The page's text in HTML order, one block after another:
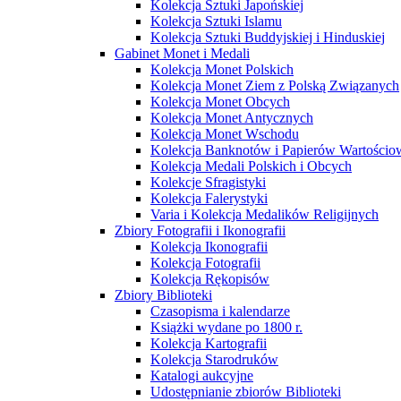
Kolekcja Sztuki Japońskiej
Kolekcja Sztuki Islamu
Kolekcja Sztuki Buddyjskiej i Hinduskiej
Gabinet Monet i Medali
Kolekcja Monet Polskich
Kolekcja Monet Ziem z Polską Związanych
Kolekcja Monet Obcych
Kolekcja Monet Antycznych
Kolekcja Monet Wschodu
Kolekcja Banknotów i Papierów
Kolekcja Medali Polskich i Obcych
Kolekcje Sfragistyki
Kolekcja Falerystyki
Varia i Kolekcja Medalików Religijnych
Zbiory Fotografii i Ikonografii
Kolekcja Ikonografii
Kolekcja Fotografii
Kolekcja Rękopisów
Zbiory Biblioteki
Czasopisma i kalendarze
Książki wydane po 1800 r.
Kolekcja Kartografii
Kolekcja Starodruków
Katalogi aukcyjne
Udostępnianie zbiorów Biblioteki